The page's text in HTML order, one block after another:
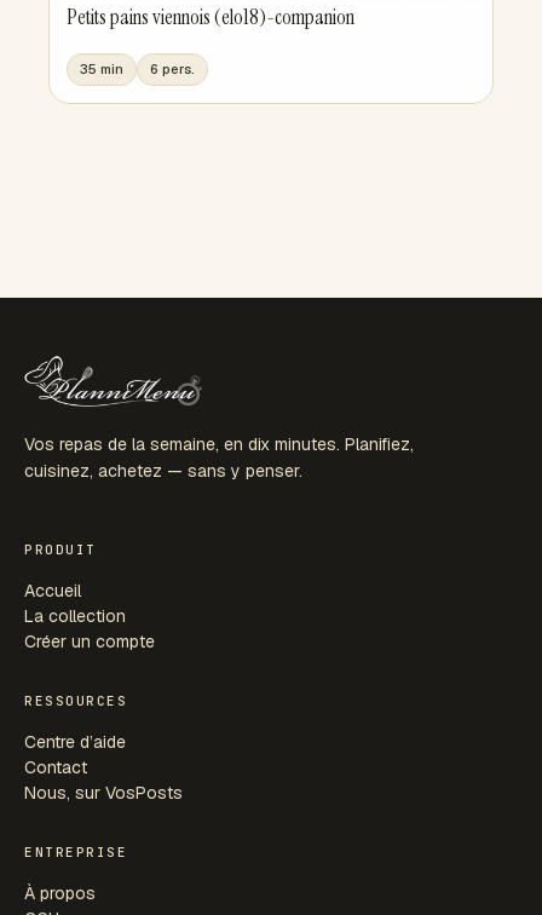
Petits pains viennois (elo18)-companion
35 min 6 pers.
Vos repas de la semaine, en dix minutes. Planifiez,
cuisinez, achetez — sans y penser.
PRODUIT
Accueil
La collection
Créer un compte
RESSOURCES
Centre d’aide
Contact
Nous, sur VosPosts
ENTREPRISE
À propos